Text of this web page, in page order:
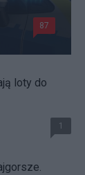
87
loty do
1